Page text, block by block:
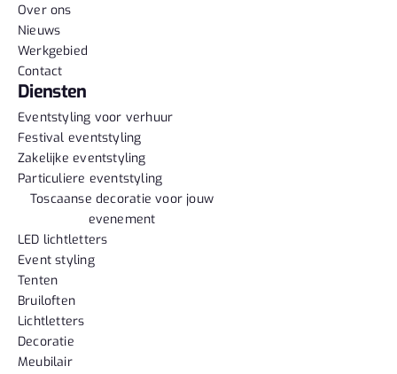
Over ons
Nieuws
Werkgebied
Contact
Diensten
Eventstyling voor verhuur
Festival eventstyling
Zakelijke eventstyling
Particuliere eventstyling
Toscaanse decoratie voor jouw
evenement
LED lichtletters
Event styling
Tenten
Bruiloften
Lichtletters
Decoratie
Meubilair